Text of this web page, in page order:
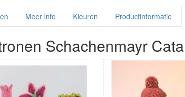
Meer info Kleuren Productinformatie
Schachenmayr